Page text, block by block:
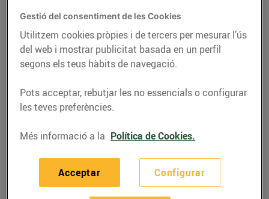
detecta que la demarcació de Lleida
és la més sensible als aliments
saludables
demarcacions on els consumidors
tenen més preferència pels
Bon Preu ha presentat l’
Observatori Bonpreu i Esclat del
consum alimentari
a Catalunya, una iniciativa per
Gestió del consentiment de les Cookies
Utilitzem cookies pròpies i de tercers per mesurar l’ús
del web i mostrar publicitat basada en un perfil
segons els teus hàbits de navegació.
Pots acceptar, rebutjar les no essencials o configurar
les teves preferències.
Més informació a la Política de Cookies.
Configurar
Acceptar